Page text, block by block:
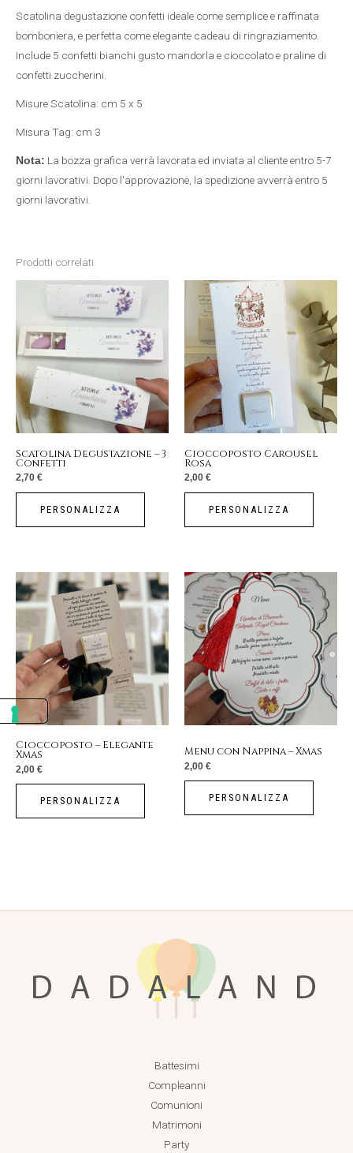
Scatolina degustazione confetti ideale come semplice e raffinata
bomboniera, e perfetta come elegante cadeau di ringraziamento.
Include 5 confetti bianchi gusto mandorla e cioccolato e praline di
confetti zuccherini.
Misure Scatolina: cm 5 x 5
Misura Tag: cm 3
Nota: La bozza grafica verrà lavorata ed inviata al cliente entro 5-7
giorni lavorativi. Dopo l'approvazione, la spedizione avverrà entro 5
giorni lavorativi.
Prodotti correlati
Scatolina Degustazione – 3
Confetti
2,70 €
PERSONALIZZA
Cioccoposto Carousel
Rosa
2,00 €
PERSONALIZZA
Cioccoposto – Elegante
Xmas
2,00 €
PERSONALIZZA
Menu con Nappina – Xmas
2,00 €
PERSONALIZZA
Battesimi
Compleanni
Comunioni
Matrimoni
Party